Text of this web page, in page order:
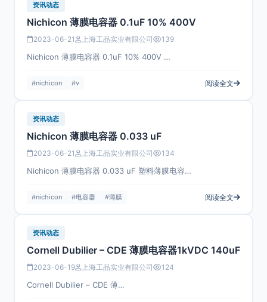
资讯动态
Nichicon 薄膜电容器 0.1uF 10% 400V
2023-06-21 上海工品实业有限公司 139
Nichicon 薄膜电容器 0.1uF 10% 400V …
#nichicon #v 阅读全文
资讯动态
Nichicon 薄膜电容器 0.033 uF
2023-06-21 上海工品实业有限公司 134
Nichicon 薄膜电容器 0.033 uF 塑料薄膜电容…
#nichicon #电容器 #薄膜 阅读全文
资讯动态
Cornell Dubilier – CDE 薄膜电容器1kVDC 140uF
2023-06-19 上海工品实业有限公司 124
Cornell Dubilier – CDE 薄…